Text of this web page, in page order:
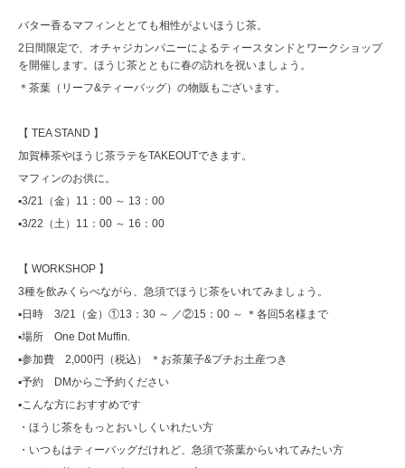
バター香るマフィンととても相性がよいほうじ茶。
2日間限定で、オチャジカンパニーによるティースタンドとワークショップ
を開催します。ほうじ茶とともに春の訪れを祝いましょう。
＊茶葉（リーフ&ティーバッグ）の物販もございます。
【 TEA STAND 】
加賀棒茶やほうじ茶ラテをTAKEOUTできます。
マフィンのお供に。
▪️3/21（金）11：00 ～ 13：00
▪️3/22（土）11：00 ～ 16：00
【 WORKSHOP 】
3種を飲みくらべながら、急須でほうじ茶をいれてみましょう。
▪️日時 3/21（金）①13：30 ～ ／②15：00 ～ ＊各回5名様まで
▪️場所 One Dot Muffin.
▪️参加費 2,000円（税込） ＊お茶菓子&プチお土産つき
▪️予約 DMからご予約ください
▪️こんな方におすすめです
・ほうじ茶をもっとおいしくいれたい方
・いつもはティーバッグだけれど、急須で茶葉からいれてみたい方